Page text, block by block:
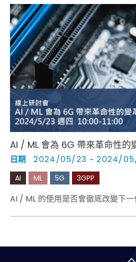
AI / ML 會為 6G 帶來革命性的
日期 2024/05/23 ~ 2024/
AI ML 5G 3GPP
AI / ML 的使用是否會徹底改變下一